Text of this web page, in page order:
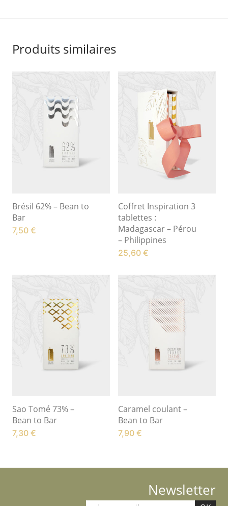
Produits similaires
Brésil 62% – Bean to
Bar
7,50 €
Coffret Inspiration 3
tablettes :
Madagascar – Pérou
– Philippines
25,60 €
Sao Tomé 73% –
Bean to Bar
7,30 €
Caramel coulant –
Bean to Bar
7,90 €
Newsletter